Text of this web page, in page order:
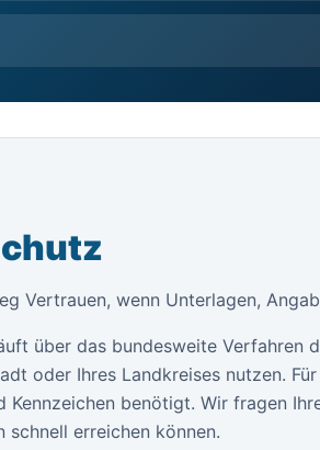
Vertrauen, wenn Unterlagen,
über das bundesweite Verfahren
oder Ihres Landkreises nutzen.
Kennzeichen benötigt. Wir fragen
erreichen können.